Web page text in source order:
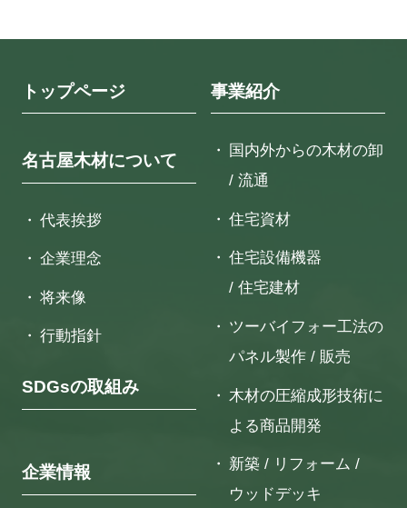
トップページ
名古屋木材について
代表挨拶
企業理念
将来像
行動指針
SDGsの取組み
企業情報
事業紹介
国内外からの木材の卸
/ 流通
住宅資材
住宅設備機器
/ 住宅建材
ツーバイフォー工法の
パネル製作 / 販売
木材の圧縮成形技術に
よる商品開発
新築 / リフォーム /
ウッドデッキ